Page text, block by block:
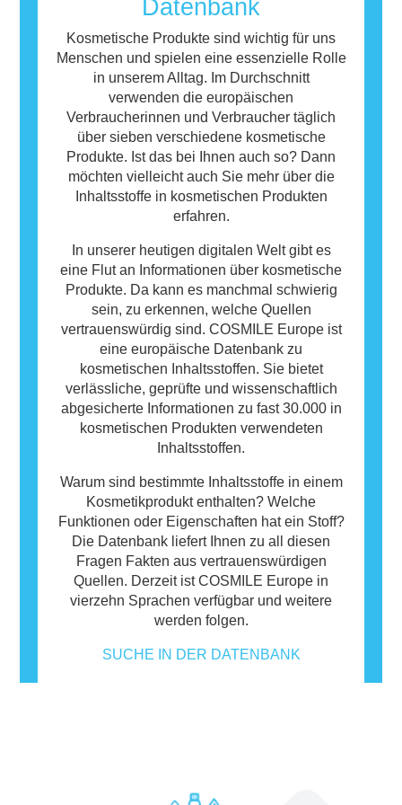
enthalten, die bei manchen Menschen eine
Allergie auslösen können. Das bedeutet
jedoch nicht, dass das Produkt für andere
Personen nicht sicher ist.
Datenbank
Kosmetische Produkte sind wichtig für uns
Menschen und spielen eine essenzielle Rolle
in unserem Alltag. Im Durchschnitt
verwenden die europäischen
Verbraucherinnen und Verbraucher täglich
über sieben verschiedene kosmetische
Produkte. Ist das bei Ihnen auch so? Dann
möchten vielleicht auch Sie mehr über die
Inhaltsstoffe in kosmetischen Produkten
erfahren.
In unserer heutigen digitalen Welt gibt es
eine Flut an Informationen über kosmetische
Produkte. Da kann es manchmal schwierig
sein, zu erkennen, welche Quellen
vertrauenswürdig sind. COSMILE Europe ist
eine europäische Datenbank zu
kosmetischen Inhaltsstoffen. Sie bietet
verlässliche, geprüfte und wissenschaftlich
abgesicherte Informationen zu fast 30.000 in
kosmetischen Produkten verwendeten
Inhaltsstoffen.
Warum sind bestimmte Inhaltsstoffe in einem
Kosmetikprodukt enthalten? Welche
Funktionen oder Eigenschaften hat ein Stoff?
Die Datenbank liefert Ihnen zu all diesen
Fragen Fakten aus vertrauenswürdigen
Quellen. Derzeit ist COSMILE Europe in
vierzehn Sprachen verfügbar und weitere
werden folgen.
SUCHE IN DER DATENBANK